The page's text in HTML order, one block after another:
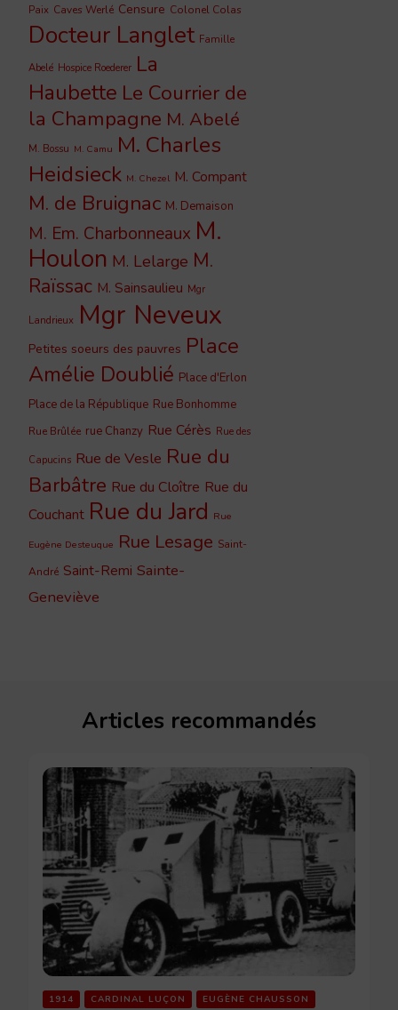
Paix Caves Werlé Censure Colonel Colas
Docteur Langlet Famille
Abelé Hospice Roederer La
Haubette Le Courrier de
la Champagne M. Abelé
M. Bossu M. Camu M. Charles
Heidsieck M. Chezel M. Compant
M. de Bruignac M. Demaison
M. Em. Charbonneaux M.
Houlon M. Lelarge M.
Raïssac M. Sainsaulieu Mgr
Landrieux Mgr Neveux
Petites soeurs des pauvres Place
Amélie Doublié Place d'Erlon
Place de la République Rue Bonhomme
Rue Brûlée rue Chanzy Rue Cérès Rue des
Capucins Rue de Vesle Rue du
Barbâtre Rue du Cloître Rue du
Couchant Rue du Jard Rue
Eugène Desteuque Rue Lesage Saint-
André Saint-Remi Sainte-
Geneviève
Articles recommandés
1914 CARDINAL LUÇON
EUGÈNE CHAUSSON